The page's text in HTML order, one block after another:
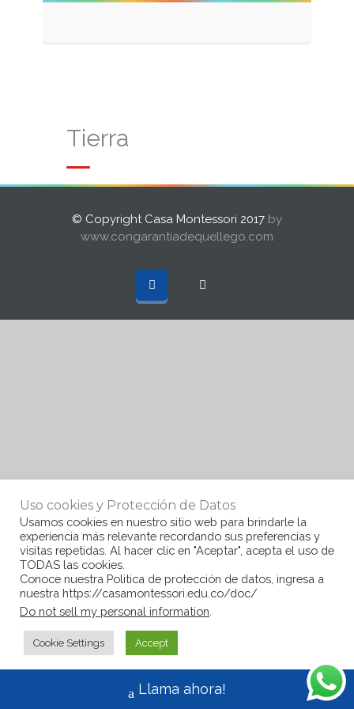
Tierra
© Copyright Casa Montessori 2017 by
www.congarantiadequellego.com
Uso cookies y Protección de Datos
Usamos cookies en nuestro sitio web para brindarle la
experiencia más relevante recordando sus preferencias y
visitas repetidas. Al hacer clic en "Aceptar", acepta el uso de
TODAS las cookies.
Conoce nuestra Politica de protección de datos, ingresa a
nuestra https://casamontessori.edu.co/doc/
Do not sell my personal information
Cookie Settings Accept
Llama ahora!